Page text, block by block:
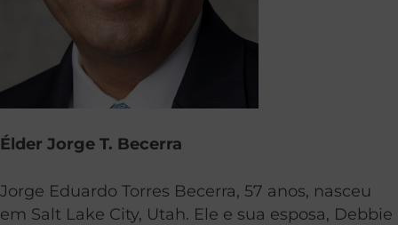
Élder Jorge T. Becerra
Jorge Eduardo Torres Becerra, 57 anos, nasceu
em Salt Lake City, Utah. Ele e sua esposa, Debbie